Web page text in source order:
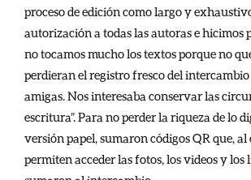
proceso de edición como largo y
autorización a todas las autoras e hicimos
no tocamos mucho los textos porque no
perdieran el registro fresco del intercambio
amigas. Nos interesaba conservar las
escritura”. Para no perder la riqueza de lo
versión papel, sumaron códigos QR que, al
permiten acceder las fotos, los videos y